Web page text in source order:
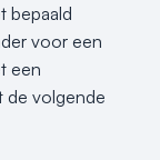
bepaald
voor een
een
de volgende